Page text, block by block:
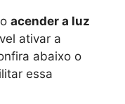
acender a luz
ativar a
abaixo o
essa